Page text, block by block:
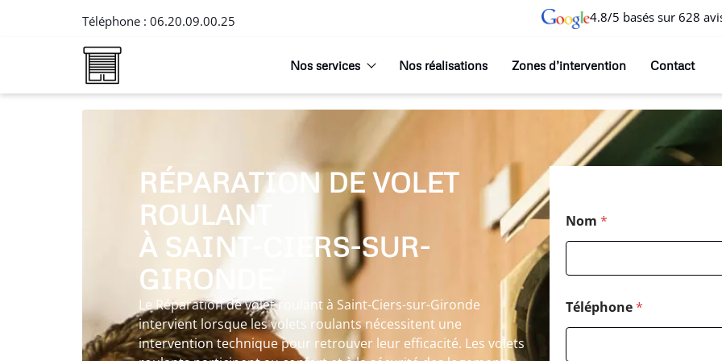
Téléphone : 06.20.09.00.25 4.8/5 basés sur 628
Nos services Nos réalisations Zones d’intervention Contact
RÉPARATION DE VOLET
ROULANT
À SAINT-CIERS-SUR-
GIRONDE
Le Réparation de volet roulant à Saint-Ciers-sur-Gironde
intervient lorsque les volets roulants nécessitent une
intervention technique pour retrouver leur efficacité. Les volets
Nom *
Téléphone*